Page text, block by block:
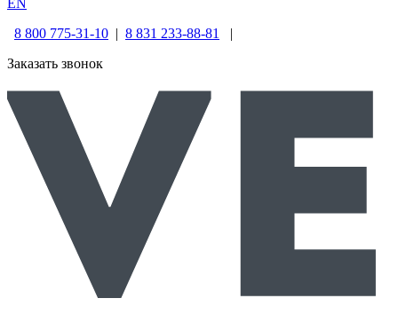
EN
8 800 775-31-10 | 8 831 233-88-81
|
Заказать звонок